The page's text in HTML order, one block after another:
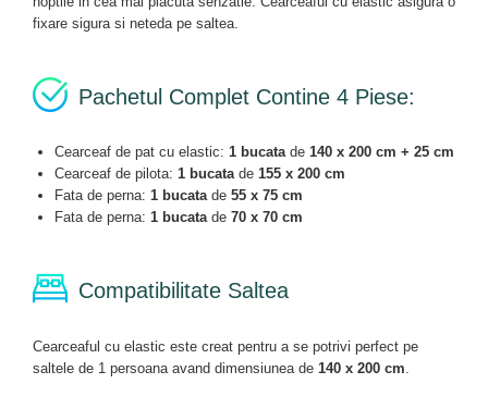
fixare sigura si neteda pe saltea.
Pachetul Complet Contine 4 Piese:
Cearceaf de pat cu elastic: 1 bucatade 140 x 200 cm + 25 cm
Cearceaf de pilota: 1 bucatade 155 x 200 cm
Fata de perna: 1 bucatade 55 x 75 cm
Fata de perna: 1 bucatade 70 x 70 cm
Compatibilitate Saltea
Cearceaful cu elastic este creat pentru a se potrivi perfect pe
saltele de 1 persoana avand dimensiunea de 140 x 200 cm